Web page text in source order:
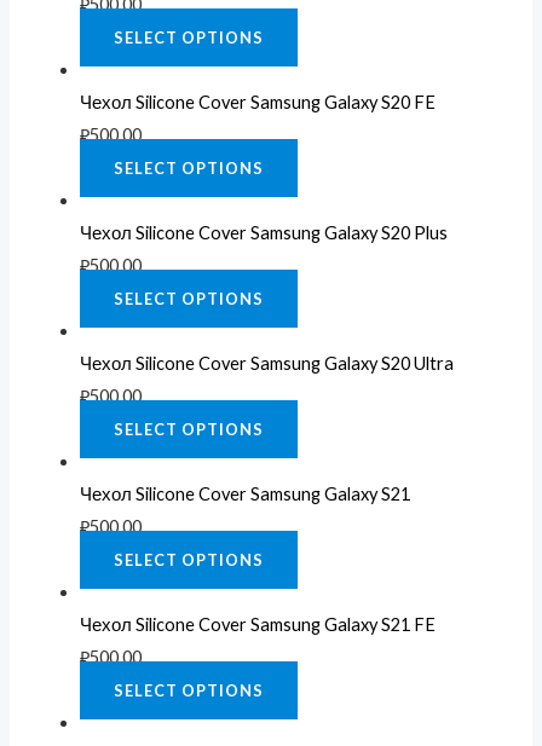
SELECT OPTIONS
Чехол Silicone Cover Samsung Galaxy S20 FE
₽500.00
SELECT OPTIONS
Чехол Silicone Cover Samsung Galaxy S20 Plus
₽500.00
SELECT OPTIONS
Чехол Silicone Cover Samsung Galaxy S20 Ultra
₽500.00
SELECT OPTIONS
Чехол Silicone Cover Samsung Galaxy S21
₽500.00
SELECT OPTIONS
Чехол Silicone Cover Samsung Galaxy S21 FE
₽500.00
SELECT OPTIONS